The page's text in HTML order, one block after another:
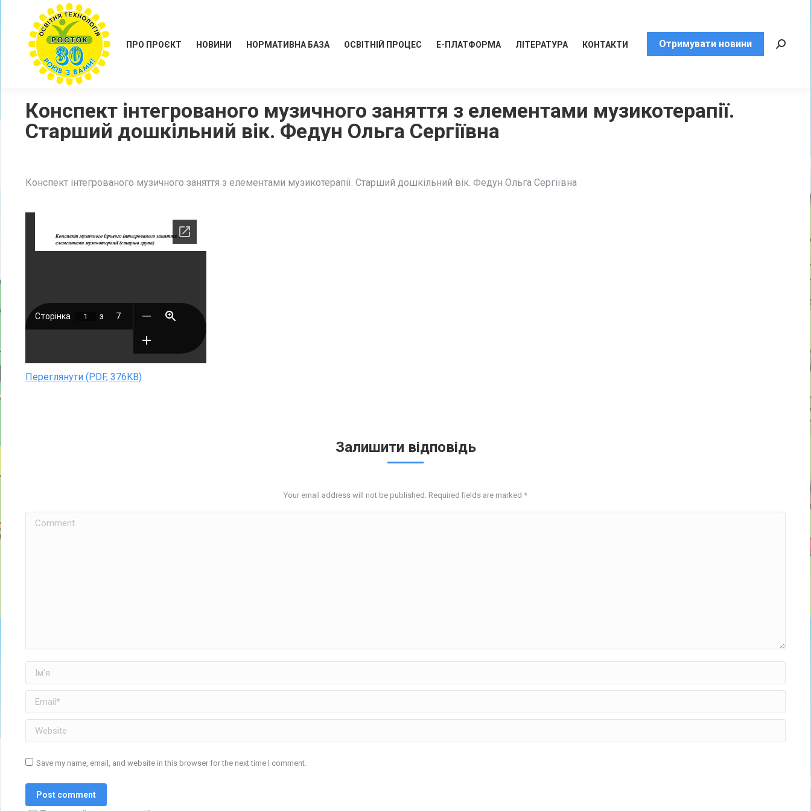
ПРО ПРОЄКТ НОВИНИ НОРМАТИВНА БАЗА ОСВІТНІЙ ПРОЦЕС Е-ПЛАТФОРМА ЛІТЕРАТУРА КОНТАКТИ Отримувати новини Пошук:
Конспект інтегрованого музичного заняття з елементами музикотерапії.
Старший дошкільний вік. Федун Ольга Сергіївна
Конспект інтегрованого музичного заняття з елементами музикотерапії. Старший дошкільний вік. Федун Ольга Сергіївна
Переглянути (PDF, 376KB)
Залишити відповідь
Your email address will not be published. Required fields are marked *
Comment
Ім'я
Email *
Website
Save my name, email, and website in this browser for the next time I comment.
Post comment